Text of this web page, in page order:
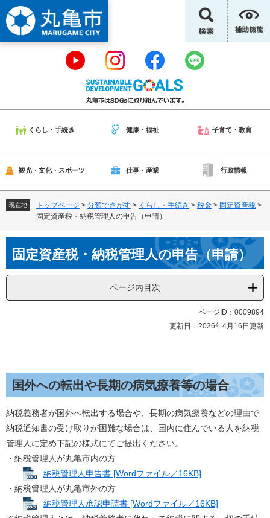
ー
ジ
の
。
ニ
ュ
ー
て
くらし・手続き 健康・福祉 子育て・教育
観光・文化・スポーツ 仕事・産業 行政情報
現在地 トップページ > 分類でさがす > くらし・手続き > 税金 > 固定資産税 >
固定資産税・納税管理人の申告（申請）
固定資産税・納税管理人の申告（申請）
ページ内目次
ページID：0009894
更新日：2026年4月16日更新
国外への転出や長期の病気療養等の場合
納税義務者が国外へ転出する場合や、長期の病気療養などの理由で
納税通知書の受け取りが困難な場合は、国内に住んでいる人を納税
管理人に定め下記の様式にてご提出ください。
・納税管理人が丸亀市内の方
納税管理人申告書 [Wordファイル／16KB]
・納税管理人が丸亀市外の方
納税管理人承認申請書 [Wordファイル／16KB]